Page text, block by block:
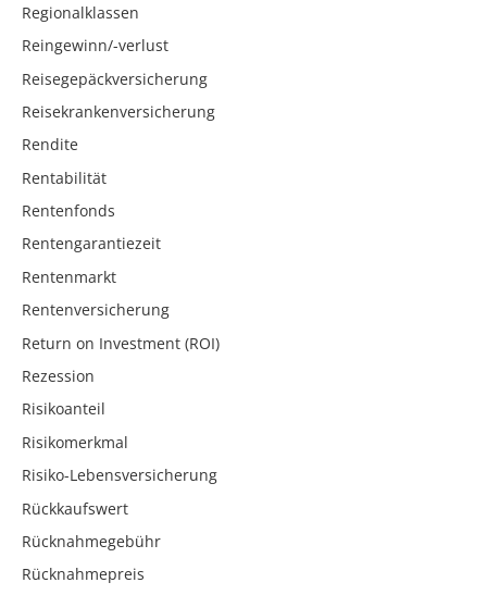
Regionalklassen
Reingewinn/-verlust
Reisegepäckversicherung
Reisekrankenversicherung
Rendite
Rentabilität
Rentenfonds
Rentengarantiezeit
Rentenmarkt
Rentenversicherung
Return on Investment (ROI)
Rezession
Risikoanteil
Risikomerkmal
Risiko-Lebensversicherung
Rückkaufswert
Rücknahmegebühr
Rücknahmepreis